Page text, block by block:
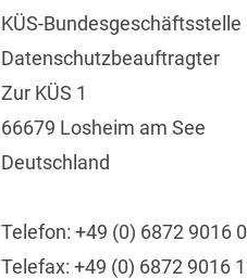
KÜS-Bundesgeschäftsstelle
Datenschutzbeauftragter
Zur KÜS 1
66679 Losheim am See
Deutschland
Telefon: +49 (0) 6872 9016 0
Telefax: +49 (0) 6872 9016